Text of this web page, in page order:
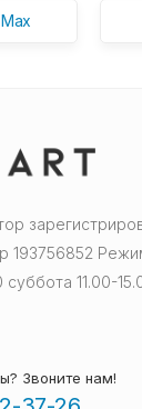
193756852
суббота 11.00-
Звоните нам!